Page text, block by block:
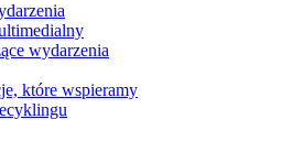
wydarzenia
które wspieramy